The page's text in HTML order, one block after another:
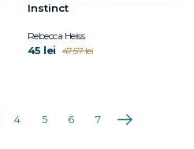
Instinct
Rebecca Heiss
45 lei 47.57 lei
4 5 6 7 Următoarea